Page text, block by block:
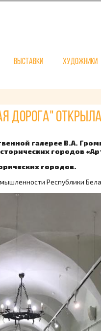
Выставки Художники
Дорога"
галерее В.А.
городов
городов.
Республики